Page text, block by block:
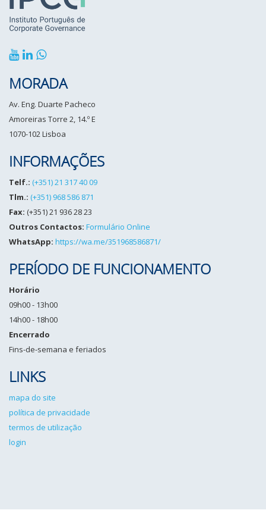
MORADA
Av. Eng. Duarte Pacheco
Amoreiras Torre 2, 14.º E
1070-102 Lisboa
INFORMAÇÕES
Telf.: (+351) 21 317 40 09
Tlm.: (+351) 968 586 871
Fax: (+351) 21 936 28 23
Outros Contactos: Formulário Online
WhatsApp: https://wa.me/351968586871/
PERÍODO DE FUNCIONAMENTO
Horário
09h00 - 13h00
14h00 - 18h00
Encerrado
Fins-de-semana e feriados
LINKS
mapa do site
política de privacidade
termos de utilização
login